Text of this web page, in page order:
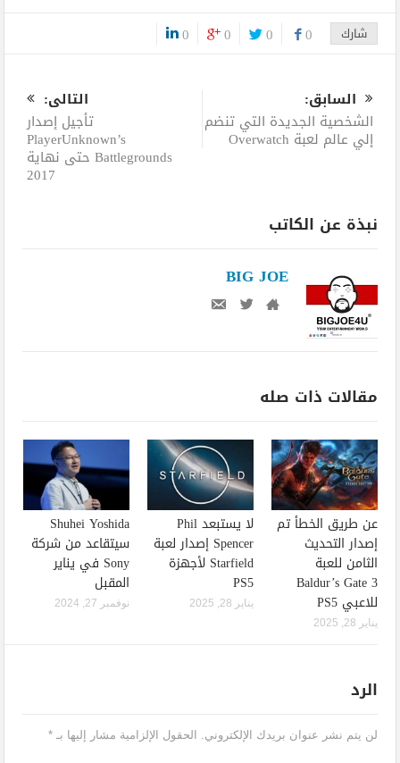
شارك 0
0
0
0
السابق:
الشخصية الجديدة التي تنضم
إلي عالم لعبة Overwatch
التالى:
تأجيل إصدار
PlayerUnknown’s
Battlegrounds حتى نهاية
2017
نبذة عن الكاتب
BIG JOE
مقالات ذات صله
عن طريق الخطأ تم
إصدار التحديث
الثامن للعبة
Baldur’s Gate 3
للاعبي PS5
يناير 28, 2025
لا يستبعد Phil
Spencer إصدار لعبة
Starfield لأجهزة
PS5
يناير 28, 2025
Shuhei Yoshida
سيتقاعد من شركة
Sony في يناير
المقبل
نوفمبر 27, 2024
الرد
لن يتم نشر عنوان بريدك الإلكتروني. الحقول الإلزامية مشار إليها بـ*